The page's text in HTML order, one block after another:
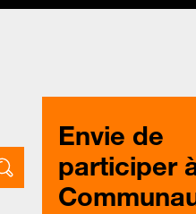
Envie de
participer